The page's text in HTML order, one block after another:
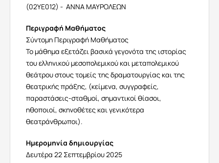
(02ΥΕ012) - ΑΝΝΑ ΜΑΥΡΟΛΕΩΝ
Περιγραφή Μαθήματος
Σύντομη Περιγραφή Μαθήματος
Το μάθημα εξετάζει βασικά γεγονότα της ιστορίας
του ελληνικού μεσοπολεμικού και μεταπολεμικού
θεάτρου στους τομείς της δραματουργίας και της
θεατρικής πράξης, (κείμενα, συγγραφείς,
παραστάσεις-σταθμοί, σημαντικοί θίασοι,
ηθοποιοί, σκηνοθέτες και γενικότερα
θεατράνθρωποι).
Ημερομηνία δημιουργίας
Δευτέρα 22 Σεπτεμβρίου 2025